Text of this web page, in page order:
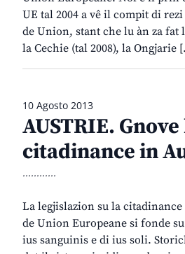
UE tal 2004 a vê il compit di
de Union, stant che lu àn za fat
la Cechie (tal 2008), la Ongjarie
10 Agosto 2013
AUSTRIE.
citadinance in
............
La legjislazion su la
de Union Europeane si fonde
ius sanguinis e di ius soli.